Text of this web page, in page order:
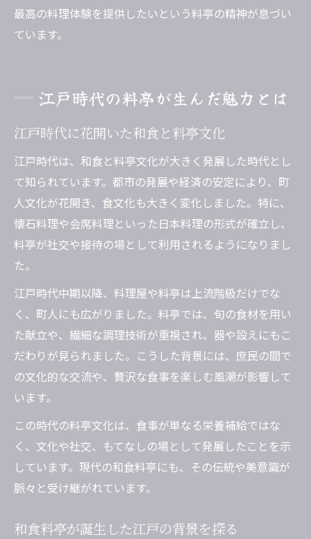
最高の料理体験を提供したいという料亭の精神が息づい
ています。
江戸時代の料亭が生んだ魅力とは
江戸時代に花開いた和食と料亭文化
江戸時代は、和食と料亭文化が大きく発展した時代とし
て知られています。都市の発展や経済の安定により、町
人文化が花開き、食文化も大きく変化しました。特に、
懐石料理や会席料理といった日本料理の形式が確立し、
料亭が社交や接待の場として利用されるようになりまし
た。
江戸時代中期以降、料理屋や料亭は上流階級だけでな
く、町人にも広がりました。料亭では、旬の食材を用い
た献立や、繊細な調理技術が重視され、器や設えにもこ
だわりが見られました。こうした背景には、庶民の間で
の文化的な交流や、贅沢な食事を楽しむ風潮が影響して
います。
この時代の料亭文化は、食事が単なる栄養補給ではな
く、文化や社交、もてなしの場として発展したことを示
しています。現代の和食料亭にも、その伝統や美意識が
脈々と受け継がれています。
和食料亭が誕生した江戸の背景を探る